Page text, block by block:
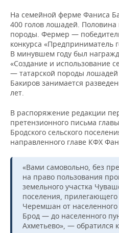
На семейной ферме Фаниса
400 голов лошадей.
породы. Фермер —
конкурса «Предприниматель
В минувшем году был
«Создание и использование
— татарской породы лошадей
Бакиров занимается
лет.
В распоряжение редакции
претензионного письма
Бродского сельского
направленного главе КФХ
«Вами самовольно, без
на право пользования
земельного участка
поселения,
Черемшан от
Брод — до населенного
Ахметьево», — обратился